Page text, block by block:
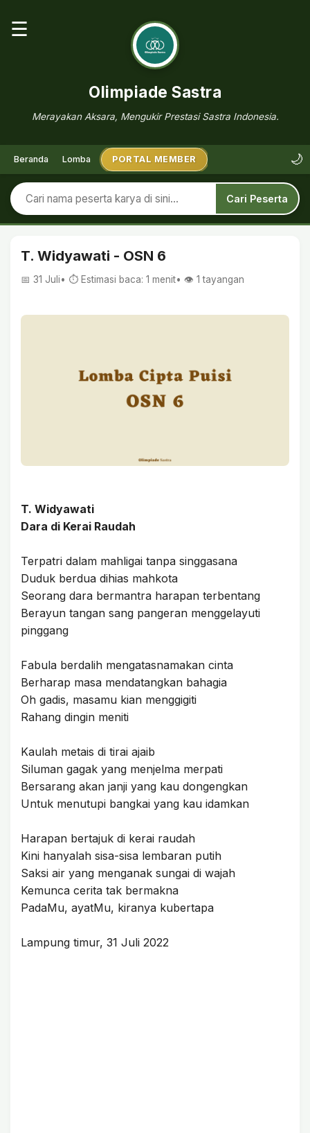
☰
Olimpiade Sastra
Merayakan Aksara, Mengukir Prestasi Sastra Indonesia.
Beranda Lomba PORTAL MEMBER 🌙
Cari Peserta
T. Widyawati - OSN 6
📅 31 Juli• ⏱ Estimasi baca: 1 menit• 👁️ 1 tayangan
T. Widyawati
Dara di Kerai Raudah
Terpatri dalam mahligai tanpa singgasana
Duduk berdua dihias mahkota
Seorang dara bermantra harapan terbentang
Berayun tangan sang pangeran menggelayuti
pinggang
Fabula berdalih mengatasnamakan cinta
Berharap masa mendatangkan bahagia
Oh gadis, masamu kian menggigiti
Rahang dingin meniti
Kaulah metais di tirai ajaib
Siluman gagak yang menjelma merpati
Bersarang akan janji yang kau dongengkan
Untuk menutupi bangkai yang kau idamkan
Harapan bertajuk di kerai raudah
Kini hanyalah sisa-sisa lembaran putih
Saksi air yang menganak sungai di wajah
Kemunca cerita tak bermakna
PadaMu, ayatMu, kiranya kubertapa
Lampung timur, 31 Juli 2022